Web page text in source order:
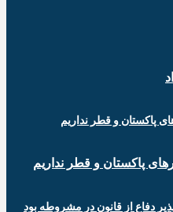
پاکستان و قطر نداریم